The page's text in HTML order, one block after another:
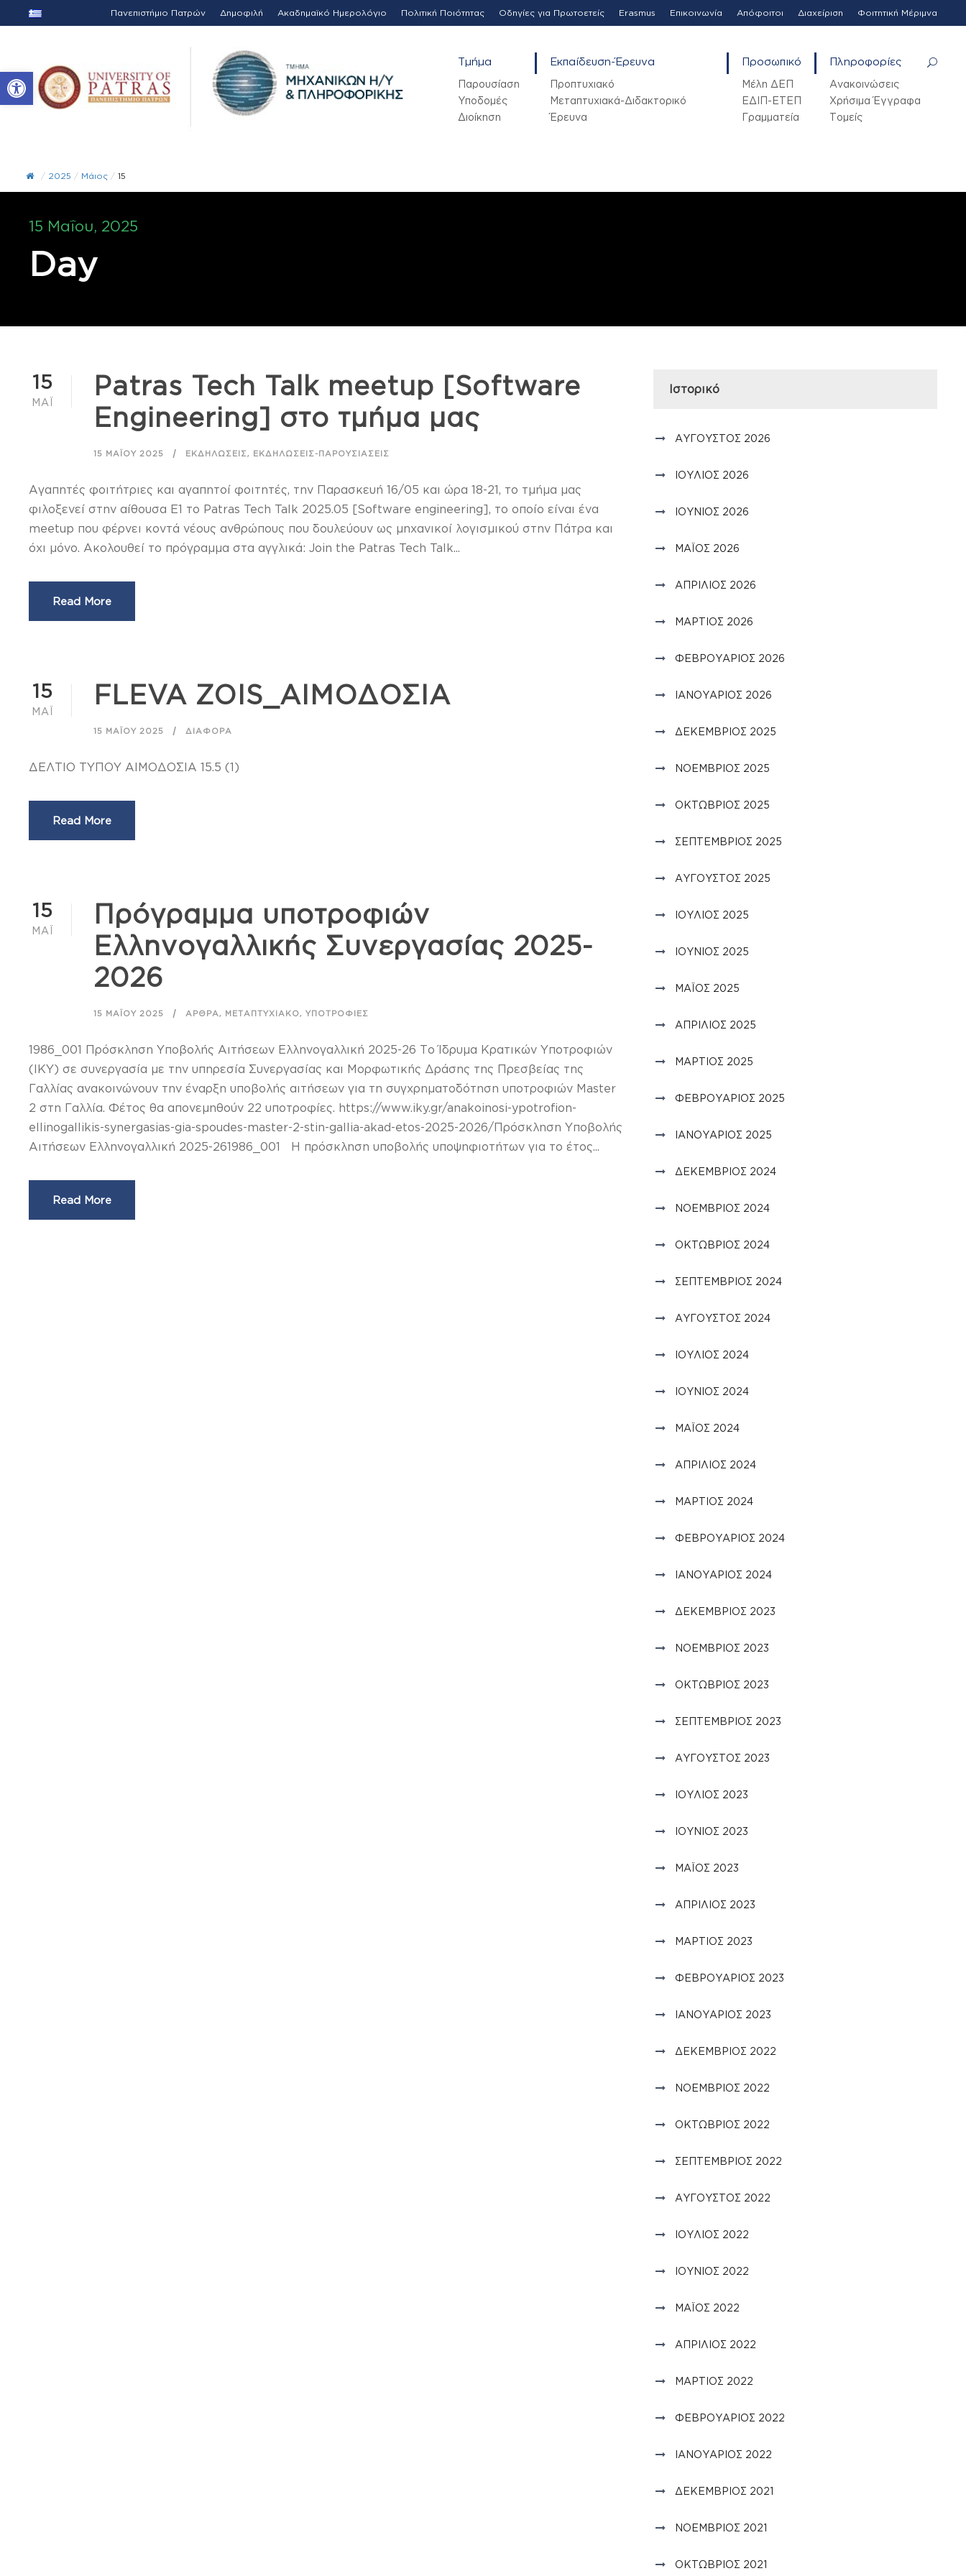
Ανοίξτε τη γραμμή εργαλείων
Πανεπιστήμιο Πατρών Δημοφιλή Ακαδημαϊκό Ημερολόγιο Πολιτική Ποιότητας Οδηγίες για Πρωτοετείς Erasmus Επικοινωνία Απόφοιτοι Διαχείριση Φοιτητική Μέριμνα
Τμήμα
Παρουσίαση
Υποδομές
Διοίκηση
Εκπαίδευση-Έρευνα
Προπτυχιακό
Μεταπτυχιακά-Διδακτορικό
Έρευνα
Προσωπικό
Μέλη ΔΕΠ
ΕΔΙΠ-ΕΤΕΠ
Γραμματεία
Πληροφορίες
Ανακοινώσεις
Χρήσιμα Έγγραφα
Τομείς
/ 2025 / Μάιος / 15
15 Μαΐου, 2025
Day
15
ΜΆΙ
Patras Tech Talk meetup [Software
Engineering] στο τμήμα μας
15 ΜΑΪ́ΟΥ 2025 ΕΚΔΗΛΏΣΕΙΣ, ΕΚΔΗΛΏΣΕΙΣ-ΠΑΡΟΥΣΙΆΣΕΙΣ
Αγαπητές φοιτήτριες και αγαπητοί φοιτητές, την Παρασκευή 16/05 και ώρα 18-21, το τμήμα μας
φιλοξενεί στην αίθουσα Ε1 το Patras Tech Talk 2025.05 [Software engineering], το οποίο είναι ένα
meetup που φέρνει κοντά νέους ανθρώπους που δουλεύουν ως μηχανικοί λογισμικού στην Πάτρα και
όχι μόνο. Ακολουθεί το πρόγραμμα στα αγγλικά: Join the Patras Tech Talk...
Read More
15
ΜΆΙ
FLEVA ZOIS_ΑΙΜΟΔΟΣΙΑ
15 ΜΑΪ́ΟΥ 2025 ΔΙΆΦΟΡΑ
ΔΕΛΤΙΟ ΤΥΠΟΥ ΑΙΜΟΔΟΣΙΑ 15.5 (1)
Read More
15
ΜΆΙ
Πρόγραμμα υποτροφιών
Ελληνογαλλικής Συνεργασίας 2025-
2026
15 ΜΑΪ́ΟΥ 2025 ΆΡΘΡΑ, ΜΕΤΑΠΤΥΧΙΑΚΌ, ΥΠΟΤΡΟΦΊΕΣ
1986_001 Πρόσκληση Υποβολής Αιτήσεων Ελληνογαλλική 2025-26 Το Ίδρυμα Κρατικών Υποτροφιών
(ΙΚΥ) σε συνεργασία με την υπηρεσία Συνεργασίας και Μορφωτικής Δράσης της Πρεσβείας της
Γαλλίας ανακοινώνουν την έναρξη υποβολής αιτήσεων για τη συγχρηματοδότηση υποτροφιών Master
2 στη Γαλλία. Φέτος θα απονεμηθούν 22 υποτροφίες. https://www.iky.gr/anakoinosi-ypotrofion-
ellinogallikis-synergasias-gia-spoudes-master-2-stin-gallia-akad-etos-2025-2026/Πρόσκληση Υποβολής
Αιτήσεων Ελληνογαλλική 2025-261986_001 Η πρόσκληση υποβολής υποψηφιοτήτων για το έτος...
Read More
Ιστορικό
ΑΎΓΟΥΣΤΟΣ 2026
ΙΟΎΛΙΟΣ 2026
ΙΟΎΝΙΟΣ 2026
ΜΆΙΟΣ 2026
ΑΠΡΊΛΙΟΣ 2026
ΜΆΡΤΙΟΣ 2026
ΦΕΒΡΟΥΆΡΙΟΣ 2026
ΙΑΝΟΥΆΡΙΟΣ 2026
ΔΕΚΈΜΒΡΙΟΣ 2025
ΝΟΈΜΒΡΙΟΣ 2025
ΟΚΤΏΒΡΙΟΣ 2025
ΣΕΠΤΈΜΒΡΙΟΣ 2025
ΑΎΓΟΥΣΤΟΣ 2025
ΙΟΎΛΙΟΣ 2025
ΙΟΎΝΙΟΣ 2025
ΜΆΙΟΣ 2025
ΑΠΡΊΛΙΟΣ 2025
ΜΆΡΤΙΟΣ 2025
ΦΕΒΡΟΥΆΡΙΟΣ 2025
ΙΑΝΟΥΆΡΙΟΣ 2025
ΔΕΚΈΜΒΡΙΟΣ 2024
ΝΟΈΜΒΡΙΟΣ 2024
ΟΚΤΏΒΡΙΟΣ 2024
ΣΕΠΤΈΜΒΡΙΟΣ 2024
ΑΎΓΟΥΣΤΟΣ 2024
ΙΟΎΛΙΟΣ 2024
ΙΟΎΝΙΟΣ 2024
ΜΆΙΟΣ 2024
ΑΠΡΊΛΙΟΣ 2024
ΜΆΡΤΙΟΣ 2024
ΦΕΒΡΟΥΆΡΙΟΣ 2024
ΙΑΝΟΥΆΡΙΟΣ 2024
ΔΕΚΈΜΒΡΙΟΣ 2023
ΝΟΈΜΒΡΙΟΣ 2023
ΟΚΤΏΒΡΙΟΣ 2023
ΣΕΠΤΈΜΒΡΙΟΣ 2023
ΑΎΓΟΥΣΤΟΣ 2023
ΙΟΎΛΙΟΣ 2023
ΙΟΎΝΙΟΣ 2023
ΜΆΙΟΣ 2023
ΑΠΡΊΛΙΟΣ 2023
ΜΆΡΤΙΟΣ 2023
ΦΕΒΡΟΥΆΡΙΟΣ 2023
ΙΑΝΟΥΆΡΙΟΣ 2023
ΔΕΚΈΜΒΡΙΟΣ 2022
ΝΟΈΜΒΡΙΟΣ 2022
ΟΚΤΏΒΡΙΟΣ 2022
ΣΕΠΤΈΜΒΡΙΟΣ 2022
ΑΎΓΟΥΣΤΟΣ 2022
ΙΟΎΛΙΟΣ 2022
ΙΟΎΝΙΟΣ 2022
ΜΆΙΟΣ 2022
ΑΠΡΊΛΙΟΣ 2022
ΜΆΡΤΙΟΣ 2022
ΦΕΒΡΟΥΆΡΙΟΣ 2022
ΙΑΝΟΥΆΡΙΟΣ 2022
ΔΕΚΈΜΒΡΙΟΣ 2021
ΝΟΈΜΒΡΙΟΣ 2021
ΟΚΤΏΒΡΙΟΣ 2021